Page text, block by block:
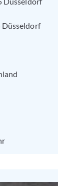
Düsseldorf